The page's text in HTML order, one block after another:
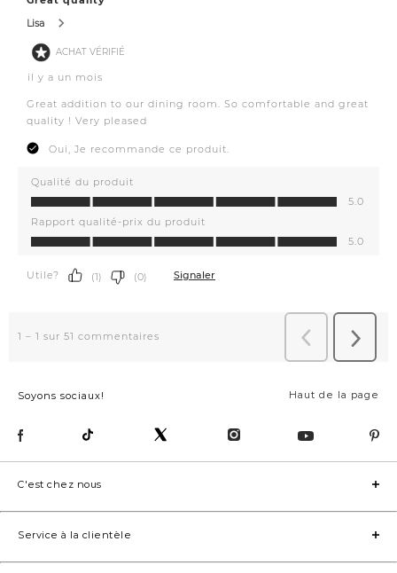
Haut de la page
Soyons sociaux!
C'est chez nous
Service à la clientèle